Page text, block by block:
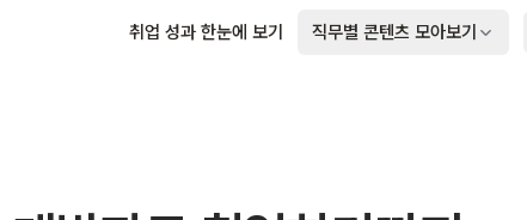
취업 성과 한눈에 보기 직무별 콘텐츠 모아보기